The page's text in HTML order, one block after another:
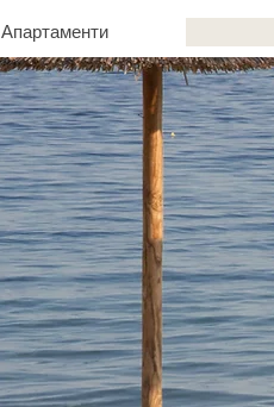
Апартаменти
Minas House